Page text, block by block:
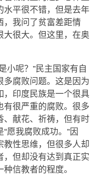
水平很不错，但是去年
，我问了贫富差距情
大很大。但这里，在奥
小呢？”民主国家有自
多腐败问题。这是因为
，印度民族是一个很具
有很严重的腐败。很多
、献花、祈祷，但有时
愿我腐败成功。”因
教性思维，但很多人却
，但却没有达到真正实
信教者的程度。